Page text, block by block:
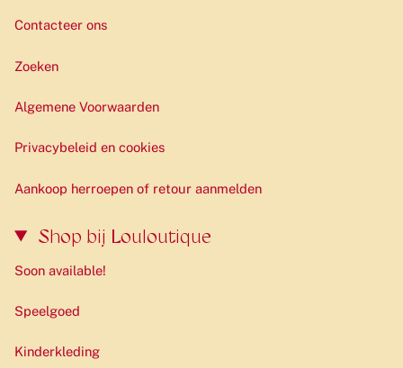
Contacteer ons
Zoeken
Algemene Voorwaarden
Privacybeleid en cookies
Aankoop herroepen of retour aanmelden
Shop bij Louloutique
Soon available!
Speelgoed
Kinderkleding